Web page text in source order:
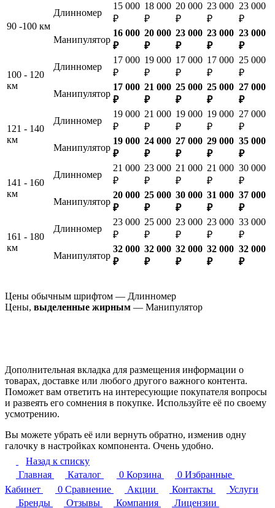
90 -100 км
Длинномер
15 000
₽
18 000
₽
20 000
₽
23 000
₽
23 000
₽
Манипулятор
16 000
₽
20 000
₽
23 000
₽
23 000
₽
23 000
₽
100 - 120
км
Длинномер
17 000
₽
19 000
₽
17 000
₽
17 000
₽
25 000
₽
Манипулятор
17 000
₽
21 000
₽
25 000
₽
25 000
₽
27 000
₽
121 - 140
км
Длинномер
19 000
₽
21 000
₽
19 000
₽
19 000
₽
27 000
₽
Манипулятор
19 000
₽
24 000
₽
27 000
₽
29 000
₽
35 000
₽
141 - 160
км
Длинномер
21 000
₽
23 000
₽
21 000
₽
21 000
₽
30 000
₽
Манипулятор
20 000
₽
25 000
₽
30 000
₽
31 000
₽
37 000
₽
161 - 180
км
Длинномер
23 000
₽
25 000
₽
23 000
₽
23 000
₽
33 000
₽
Манипулятор
32 000
₽
32 000
₽
32 000
₽
32 000
₽
32 000
₽
Цены обычным шрифтом — Длинномер
Цены, выделенные жирным — Манипулятор
Дополнительная вкладка для размещения информации о
товарах, доставке или любого другого важного контента.
Поможет вам ответить на интересующие покупателя вопросы
и развеять его сомнения в покупке. Используйте её по своему
усмотрению.
Вы можете убрать её или вернуть обратно, изменив одну
галочку в настройках компонента. Очень удобно.
Назад к списку
Главная
Каталог 0 Корзина 0 Избранные
Кабинет
0 Сравнение Акции Контакты
Услуги
Бренды
Отзывы Компания
Лицензии